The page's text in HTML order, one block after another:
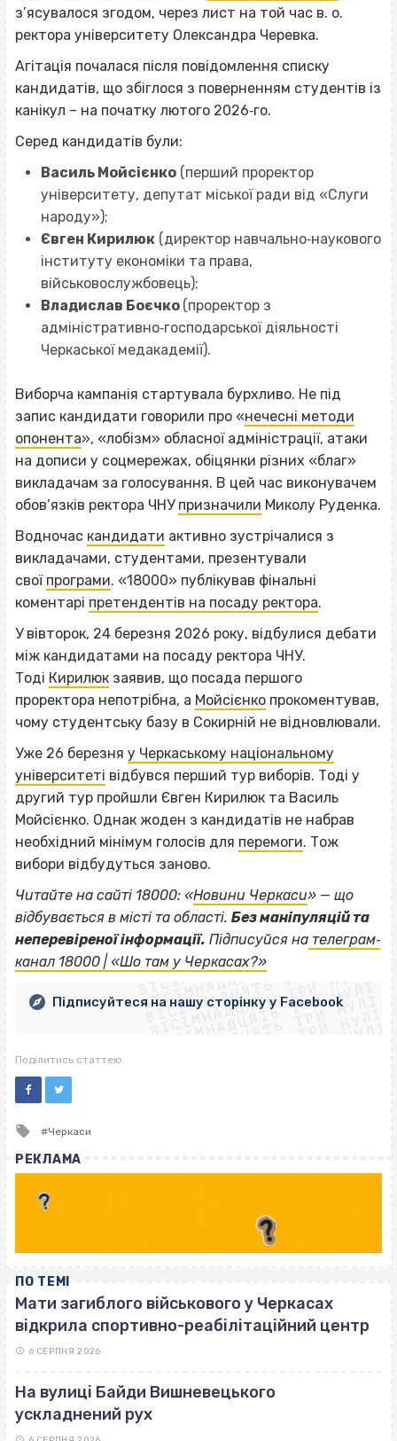
з’ясувалося згодом, через лист на той час в. о.
ректора університету Олександра Черевка.
Агітація почалася після повідомлення списку
кандидатів, що збіглося з поверненням студентів із
канікул – на початку лютого 2026‐го.
Серед кандидатів були:
Василь Мойсієнко(перший проректор
університету, депутат міської ради від «Слуги
народу»);
Євген Кирилюк(директор навчально‐наукового
інституту економіки та права,
військовослужбовець);
Владислав Боєчко (проректор з
адміністративно‐господарської діяльності
Черкаської медакадемії).
Виборча кампанія стартувала бурхливо. Не під
запис кандидати говорили про «нечесні методи
опонента», «лобізм» обласної адміністрації, атаки
на дописи у соцмережах, обіцянки різних «благ»
викладачам за голосування. В цей час виконувачем
обов’язків ректора ЧНУ призначили Миколу Руденка.
Водночас кандидати активно зустрічалися з
викладачами, студентами, презентували
свої програми. «18000» публікував фінальні
коментарі претендентів на посаду ректора.
У вівторок, 24 березня 2026 року, відбулися дебати
між кандидатами на посаду ректора ЧНУ.
Тоді Кирилюк заявив, що посада першого
проректора непотрібна, а Мойсієнко прокоментував,
чому студентську базу в Сокирній не відновлювали.
Уже 26 березня у Черкаському національному
університеті відбувся перший тур виборів. Тоді у
другий тур пройшли Євген Кирилюк та Василь
Мойсієнко. Однак жоден з кандидатів не набрав
необхідний мінімум голосів для перемоги. Тож
вибори відбудуться заново.
Читайте на сайті 18000: «Новини Черкаси» — що
відбувається в місті та області. Без маніпуляцій та
неперевіреної інформації. Підписуйся на телеграм‐
канал 18000 | «Шо там у Черкасах?»
ВІСІМНАДЦЯТЬ ТРИ НУЛІ
ВІСІМНАДЦЯТЬ ТРИ НУЛІ
ВІСІМНАДЦЯТЬ ТРИ НУЛІ
ВІСІМНАДЦЯТЬ ТРИ НУЛІ
ВІСІМНАДЦЯТЬ ТРИ НУЛІ
ВІСІМНАДЦЯТЬ ТРИ НУЛІ
ВІСІМНАДЦЯТЬ ТРИ НУЛІ
ВІСІМНАДЦЯТЬ ТРИ НУЛІ
Підписуйтеся на нашу сторінку у Facebook
Поділитись статтею
Tagged
Черкаси
РЕКЛАМА
ПО ТЕМІ
Мати загиблого військового у Черкасах
відкрила спортивно-реабілітаційний центр
6 СЕРПНЯ 2026
На вулиці Байди Вишневецького
ускладнений рух